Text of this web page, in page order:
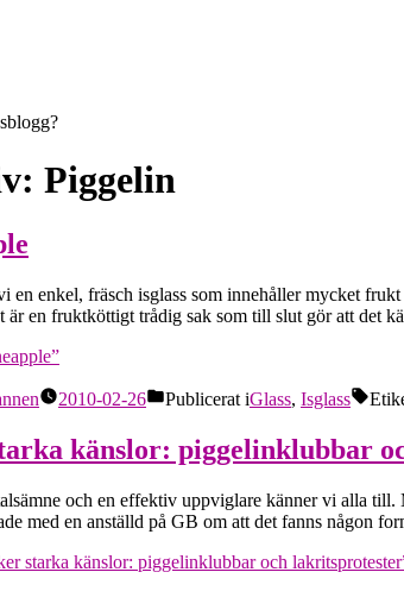
Piggelin
en enkel, fräsch isglass som innehåller mycket
är en fruktköttigt trådig sak som till slut gör att det
2010-02-26 Publicerat iGlass, Isglass
känslor: piggelinklubbar
och en effektiv uppviglare känner vi alla
med en anställd på GB om att det fanns någon
starka känslor: piggelinklubbar och